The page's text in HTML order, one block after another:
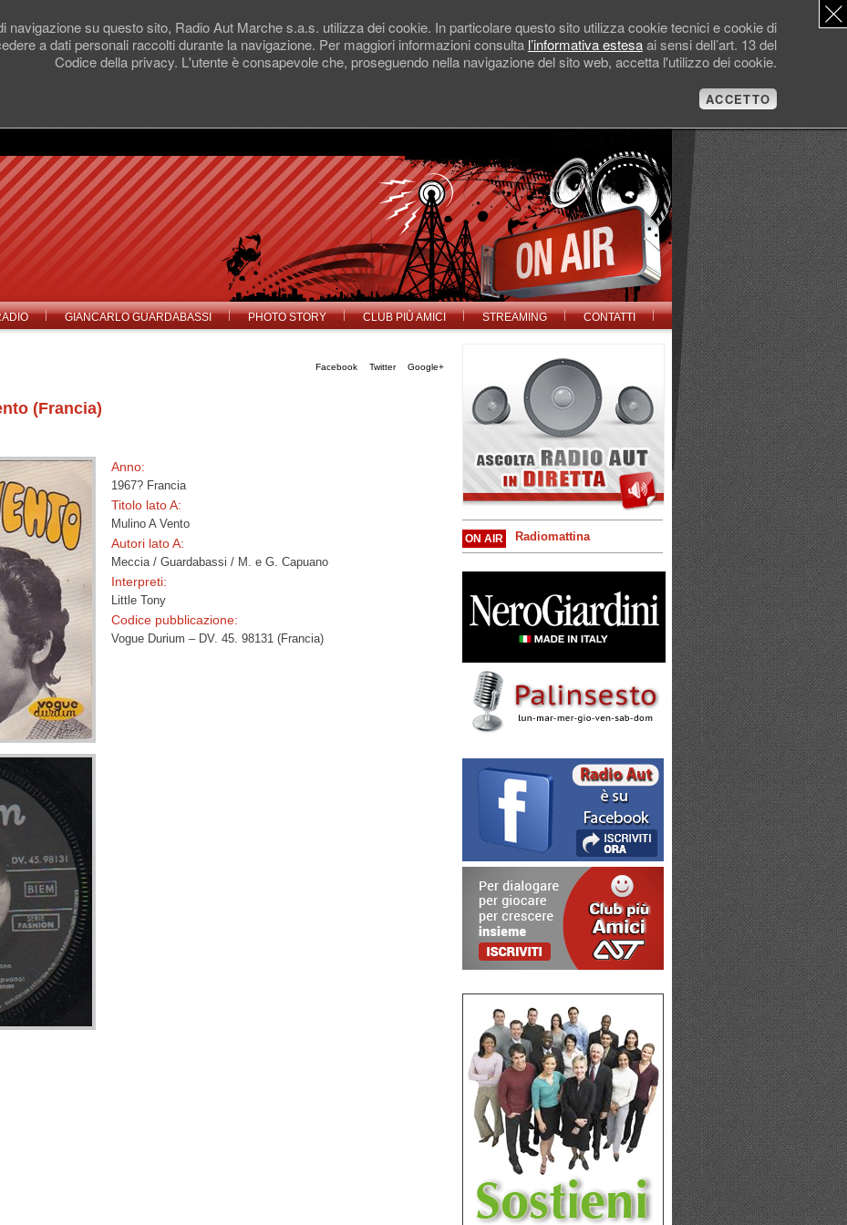
navigazione su questo sito, Radio Aut Marche s.a.s. utilizza dei cookie. In particolare questo sito utilizza cookie tecnici e cookie di
a dati personali raccolti durante la navigazione. Per maggiori informazioni consulta l’informativa estesaai sensi dell’art. 13 del
Codice della privacy. L'utente è consapevole che, proseguendo nella navigazione del sito web, accetta l'utilizzo dei cookie.
ACCETTO
GIANCARLO GUARDABASSI PHOTO STORY CLUB PIÙ AMICI STREAMING CONTATTI
Facebook Twitter Google+
(Francia)
Anno:
1967? Francia
Titolo lato A:
Mulino A Vento
Autori lato A:
Meccia / Guardabassi / M. e G. Capuano
Interpreti:
Little Tony
Codice pubblicazione:
Vogue Durium – DV. 45. 98131 (Francia)
ON AIR Radiomattina